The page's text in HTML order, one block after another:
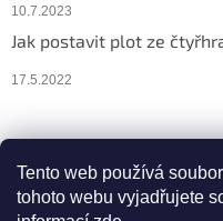
Tento web používá
tohoto webu vyjadřujete
10.7.2023
Jak postavit plot ze
17.5.2022